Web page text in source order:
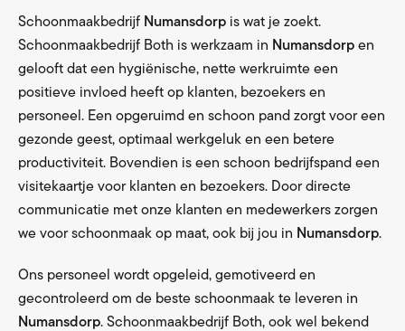
Schoonmaakbedrijf Numansdorp is wat je zoekt.
Schoonmaakbedrijf Both is werkzaam in Numansdorp en
gelooft dat een hygiënische, nette werkruimte een
positieve invloed heeft op klanten, bezoekers en
personeel. Een opgeruimd en schoon pand zorgt voor een
gezonde geest, optimaal werkgeluk en een betere
productiviteit. Bovendien is een schoon bedrijfspand een
visitekaartje voor klanten en bezoekers. Door directe
communicatie met onze klanten en medewerkers zorgen
we voor schoonmaak op maat, ook bij jou in Numansdorp.
Ons personeel wordt opgeleid, gemotiveerd en
gecontroleerd om de beste schoonmaak te leveren in
Numansdorp. Schoonmaakbedrijf Both, ook wel bekend